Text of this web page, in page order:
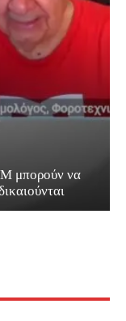
μπορούν να